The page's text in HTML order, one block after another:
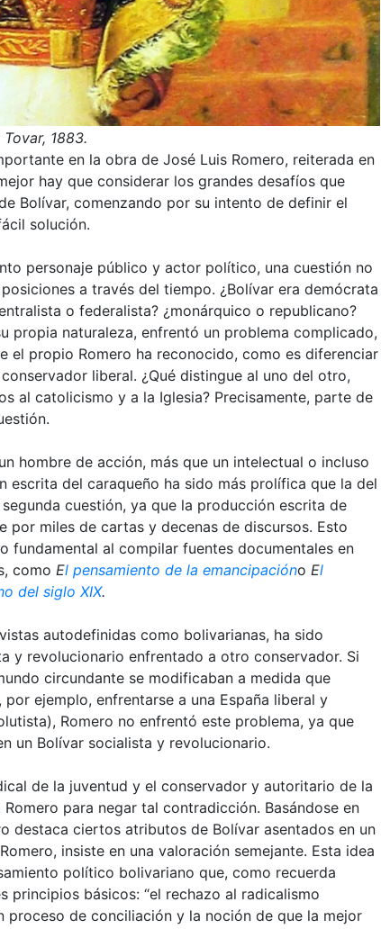
1883.
en la obra de José Luis Romero, reiterada en
hay que considerar los grandes desafíos que
Bolívar, comenzando por su intento de definir el
solución.
personaje público y actor político, una cuestión no
a través del tiempo. ¿Bolívar era demócrata
o federalista? ¿monárquico o republicano?
propia naturaleza, enfrentó un problema complicado,
el propio Romero ha reconocido, como es diferenciar
liberal. ¿Qué distingue al uno del otro,
al catolicismo y a la Iglesia? Precisamente, parte de
hombre de acción, más que un intelectual o incluso
escrita del caraqueño ha sido más prolífica que la del
cuestión, ya que la producción escrita de
por miles de cartas y decenas de discursos. Esto
fundamental al compilar fuentes documentales en
como El pensamiento de la emancipacióno El
del siglo XIX.
autodefinidas como bolivarianas, ha sido
y revolucionario enfrentado a otro conservador. Si
circundante se modificaban a medida que
ejemplo, enfrentarse a una España liberal y
Romero no enfrentó este problema, ya que
un Bolívar socialista y revolucionario.
de la juventud y el conservador y autoritario de la
para negar tal contradicción. Basándose en
destaca ciertos atributos de Bolívar asentados en un
insiste en una valoración semejante. Esta idea
político bolivariano que, como recuerda
principios básicos: “el rechazo al radicalismo
de conciliación y la noción de que la mejor